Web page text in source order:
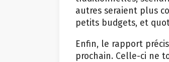
autres seraient plus
petits budgets, et
Enfin, le rapport
prochain. Celle-ci ne